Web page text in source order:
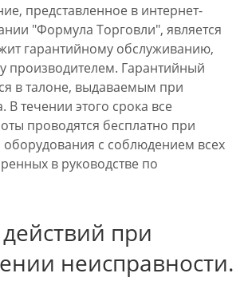
представленное в интернет-
"Формула Торговли", является
гарантийному обслуживанию,
производителем. Гарантийный
в талоне, выдаваемым при
В течении этого срока все
проводятся бесплатно при
с соблюдением всех
в руководстве по
при
неисправности.